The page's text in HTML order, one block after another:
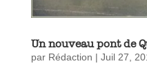
Un nouveau pont de
par Rédaction | Juil 27,